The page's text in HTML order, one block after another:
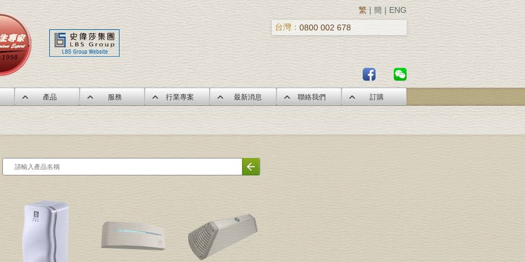
繁 | 簡 | ENG
台灣： 0800 002 678
產品 服務 行業專案 最新消息 聯絡我們 訂購